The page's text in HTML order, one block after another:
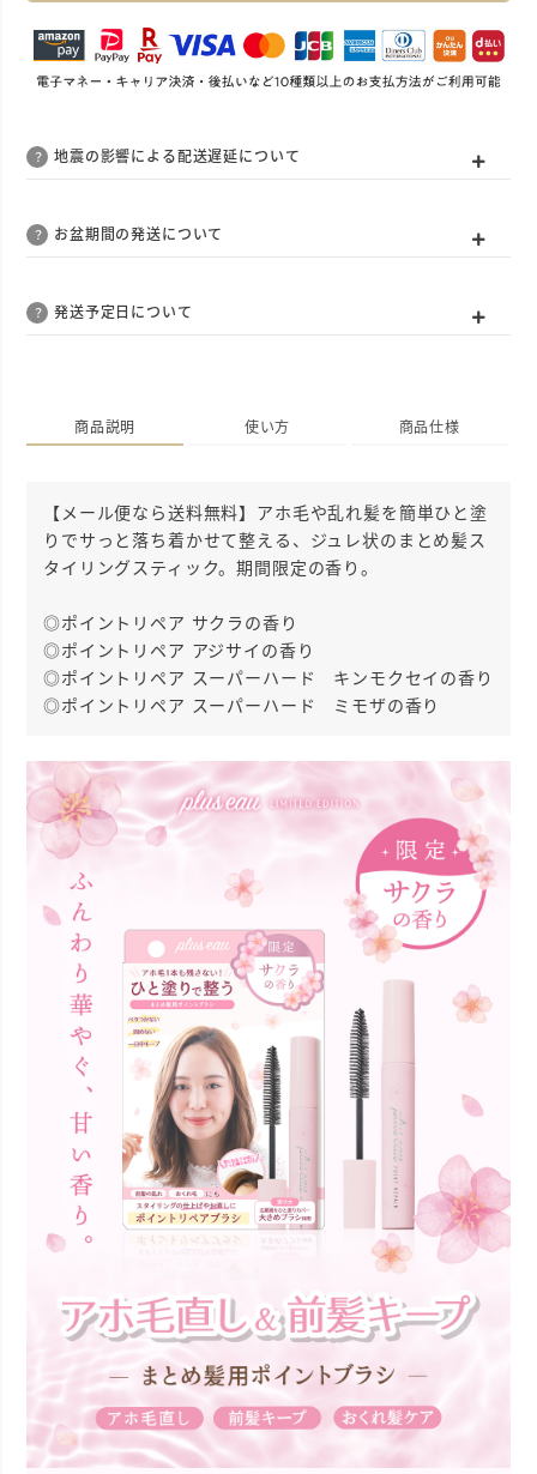
地震の影響による配送遅延について
お盆期間の発送について
発送予定日について
商品説明 使い方 商品仕様
【メール便なら送料無料】アホ毛や乱れ髪を簡単ひと塗
りでサっと落ち着かせて整える、ジュレ状のまとめ髪ス
タイリングスティック。期間限定の香り。
◎ポイントリペア サクラの香り
◎ポイントリペア アジサイの香り
◎ポイントリペア スーパーハード キンモクセイの香り
◎ポイントリペア スーパーハード ミモザの香り